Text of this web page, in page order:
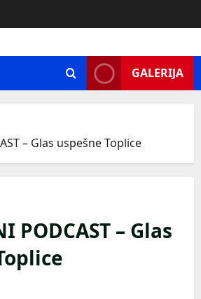
GALERIJA
– Glas uspešne Toplice
PODCAST – Glas